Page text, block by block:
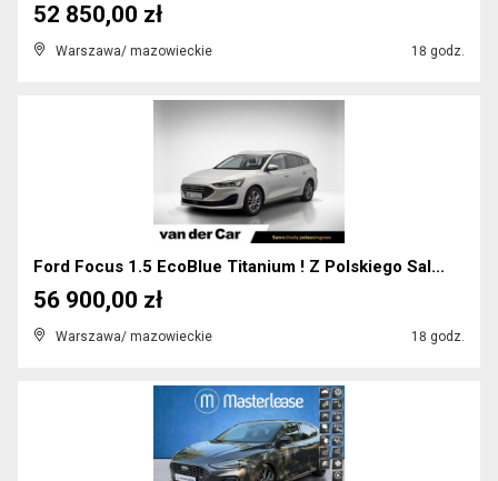
Warszawa/ mazowieckie 18 godz.
52 850,00 zł
Ford Focus 1.5 EcoBlue Titanium ! Z Polskiego Sal...
Warszawa/ mazowieckie 18 godz.
56 900,00 zł